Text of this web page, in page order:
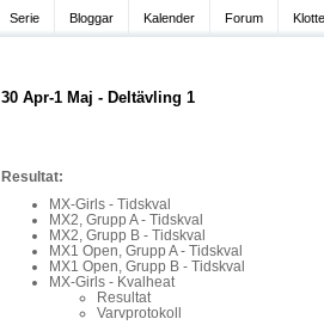
Serie Bloggar Kalender Forum
30 Apr-1 Maj - Deltävling 1
Resultat:
MX-Girls - Tidskval
MX2, Grupp A - Tidskval
MX2, Grupp B - Tidskval
MX1 Open, Grupp A - Tidskval
MX1 Open, Grupp B - Tidskval
MX-Girls - Kvalheat
Resultat
Varvprotokoll